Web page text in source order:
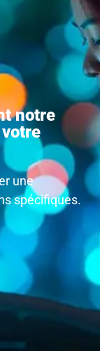
notre
une
spécifiques.